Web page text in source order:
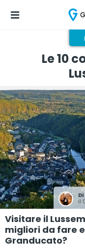
Le 10
Di
il
Visitare il
migliori da fare
Granducato?